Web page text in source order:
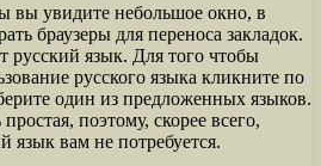
вы увидите небольшое окно, в
браузеры для переноса закладок.
русский язык. Для того чтобы
русского языка кликните по
один из предложенных языков.
поэтому, скорее всего,
язык вам не потребуется.